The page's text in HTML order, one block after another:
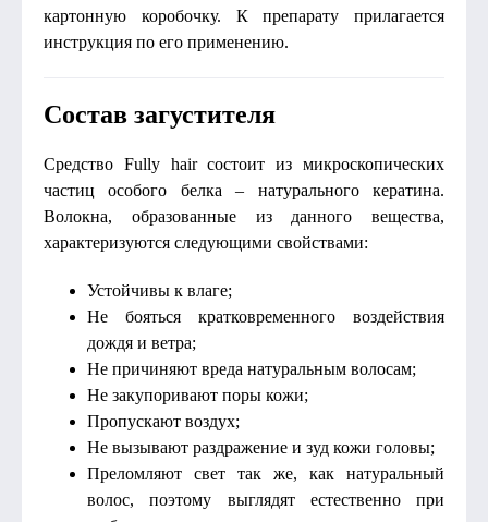
картонную коробочку. К препарату прилагается
инструкция по его применению.
Состав загустителя
Средство Fully hair состоит из микроскопических
частиц особого белка – натурального кератина.
Волокна, образованные из данного вещества,
характеризуются следующими свойствами:
Устойчивы к влаге;
Не бояться кратковременного воздействия
дождя и ветра;
Не причиняют вреда натуральным волосам;
Не закупоривают поры кожи;
Пропускают воздух;
Не вызывают раздражение и зуд кожи головы;
Преломляют свет так же, как натуральный
волос, поэтому выглядят естественно при